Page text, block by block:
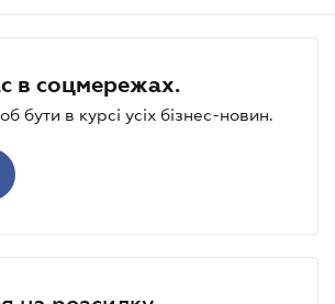
в соцмережах.
бути в курсі усіх бізнес-новин.